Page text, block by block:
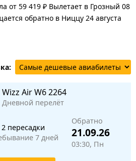
от 59 419 ₽ Вылетает в Грозный 08
обратно в Ниццу 24 августа
Wizz AirW6 2264
Дневной перелёт
2 пересадки
7 дней
Обратно
21.09.26
03:30, Пн